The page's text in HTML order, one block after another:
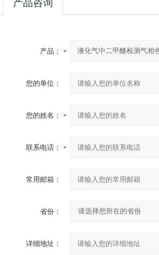
产品咨询
产品：
您的单位：
您的姓名：
联系电话：
常用邮箱：
省份：
详细地址：